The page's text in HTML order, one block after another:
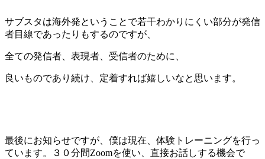
サブスタは海外発ということで若干わかりにくい部分が発信
者目線であったりもするのですが、
全ての発信者、表現者、受信者のために、
良いものであり続け、定着すれば嬉しいなと思います。
最後にお知らせですが、僕は現在、体験トレーニングを行っ
ています。３０分間Zoomを使い、直接お話しする機会で